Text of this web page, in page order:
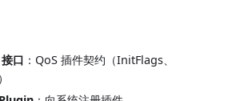
口 ：QoS 插件契约（InitFlags、